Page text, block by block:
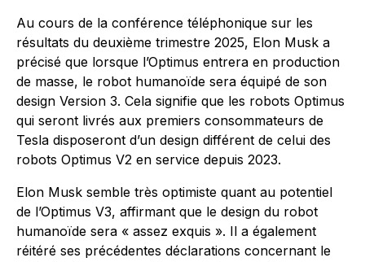
Au cours de la conférence téléphonique sur les
résultats du deuxième trimestre 2025, Elon Musk a
précisé que lorsque l’Optimus entrera en production
de masse, le robot humanoïde sera équipé de son
design Version 3. Cela signifie que les robots Optimus
qui seront livrés aux premiers consommateurs de
Tesla disposeront d’un design différent de celui des
robots Optimus V2 en service depuis 2023.
Elon Musk semble très optimiste quant au potentiel
de l’Optimus V3, affirmant que le design du robot
humanoïde sera « assez exquis ». Il a également
réitéré ses précédentes déclarations concernant le